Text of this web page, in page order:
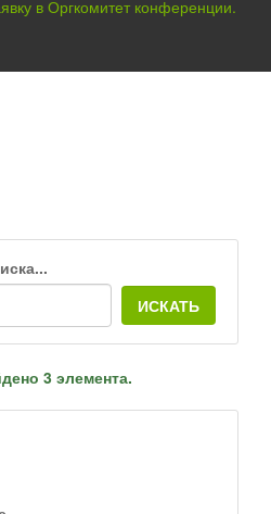
в Оргкомитет конференции.
ИСКАТЬ
3 элемента.